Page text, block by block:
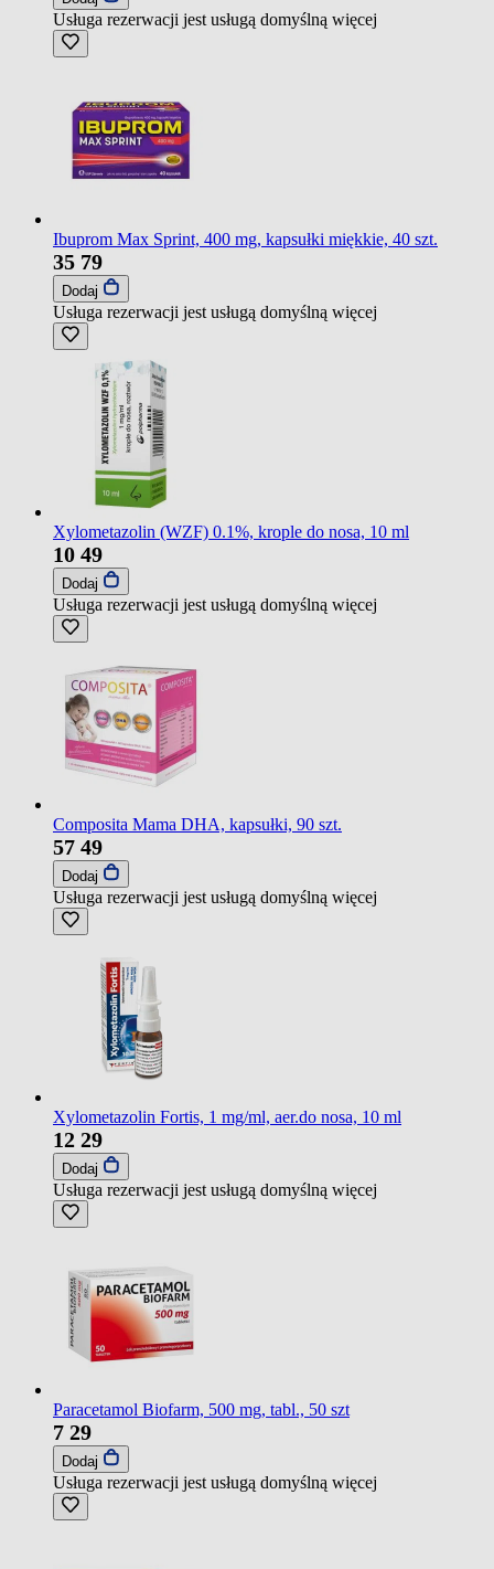
Usługa rezerwacji jest usługą domyślną więcej
Ibuprom Max Sprint, 400 mg, kapsułki miękkie, 40 szt.
35 79
Dodaj
Usługa rezerwacji jest usługą domyślną więcej
Xylometazolin (WZF) 0.1%, krople do nosa, 10 ml
10 49
Dodaj
Usługa rezerwacji jest usługą domyślną więcej
Composita Mama DHA, kapsułki, 90 szt.
57 49
Dodaj
Usługa rezerwacji jest usługą domyślną więcej
Xylometazolin Fortis, 1 mg/ml, aer.do nosa, 10 ml
12 29
Dodaj
Usługa rezerwacji jest usługą domyślną więcej
Paracetamol Biofarm, 500 mg, tabl., 50 szt
7 29
Dodaj
Usługa rezerwacji jest usługą domyślną więcej